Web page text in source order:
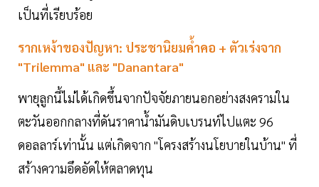
เป็นที่เรียบร้อย
รากเหง้าของปัญหา: ประชานิยมค้ำคอ + ตัวเร่งจาก
"Trilemma" และ "Danantara"
พายุลูกนี้ไม่ได้เกิดขึ้นจากปัจจัยภายนอกอย่างสงครามใน
ตะวันออกกลางที่ดันราคาน้ำมันดิบเบรนท์ไปแตะ 96
ดอลลาร์เท่านั้น แต่เกิดจาก "โครงสร้างนโยบายในบ้าน" ที่
สร้างความอึดอัดให้ตลาดทุน